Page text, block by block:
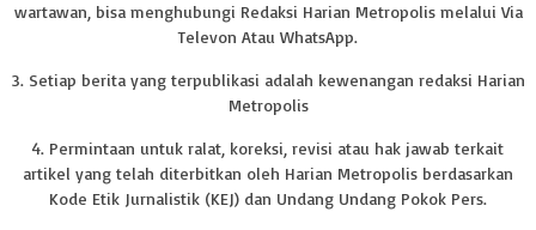
wartawan, bisa menghubungi Redaksi Harian Metropolis melalui Via
Televon Atau WhatsApp.
3. Setiap berita yang terpublikasi adalah kewenangan redaksi Harian
Metropolis
4. Permintaan untuk ralat, koreksi, revisi atau hak jawab terkait
artikel yang telah diterbitkan oleh Harian Metropolis berdasarkan
Kode Etik Jurnalistik (KEJ) dan Undang Undang Pokok Pers.